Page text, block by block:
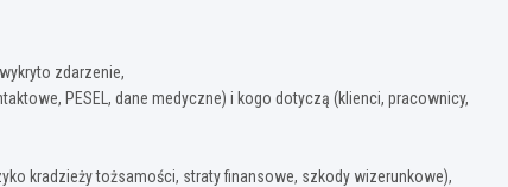
zdarzenie,
PESEL, dane medyczne) i kogo dotyczą (klienci, pracownicy,
kradzieży tożsamości, straty finansowe, szkody wizerunkowe),